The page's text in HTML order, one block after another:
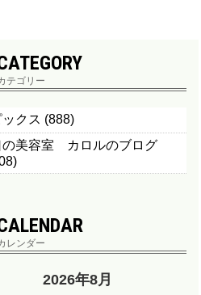
テゴリー
ックス (888)
の美容室 カロルのブログ
レンダー
2026年8月